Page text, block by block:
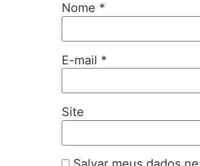
Nome *
E-mail *
Site